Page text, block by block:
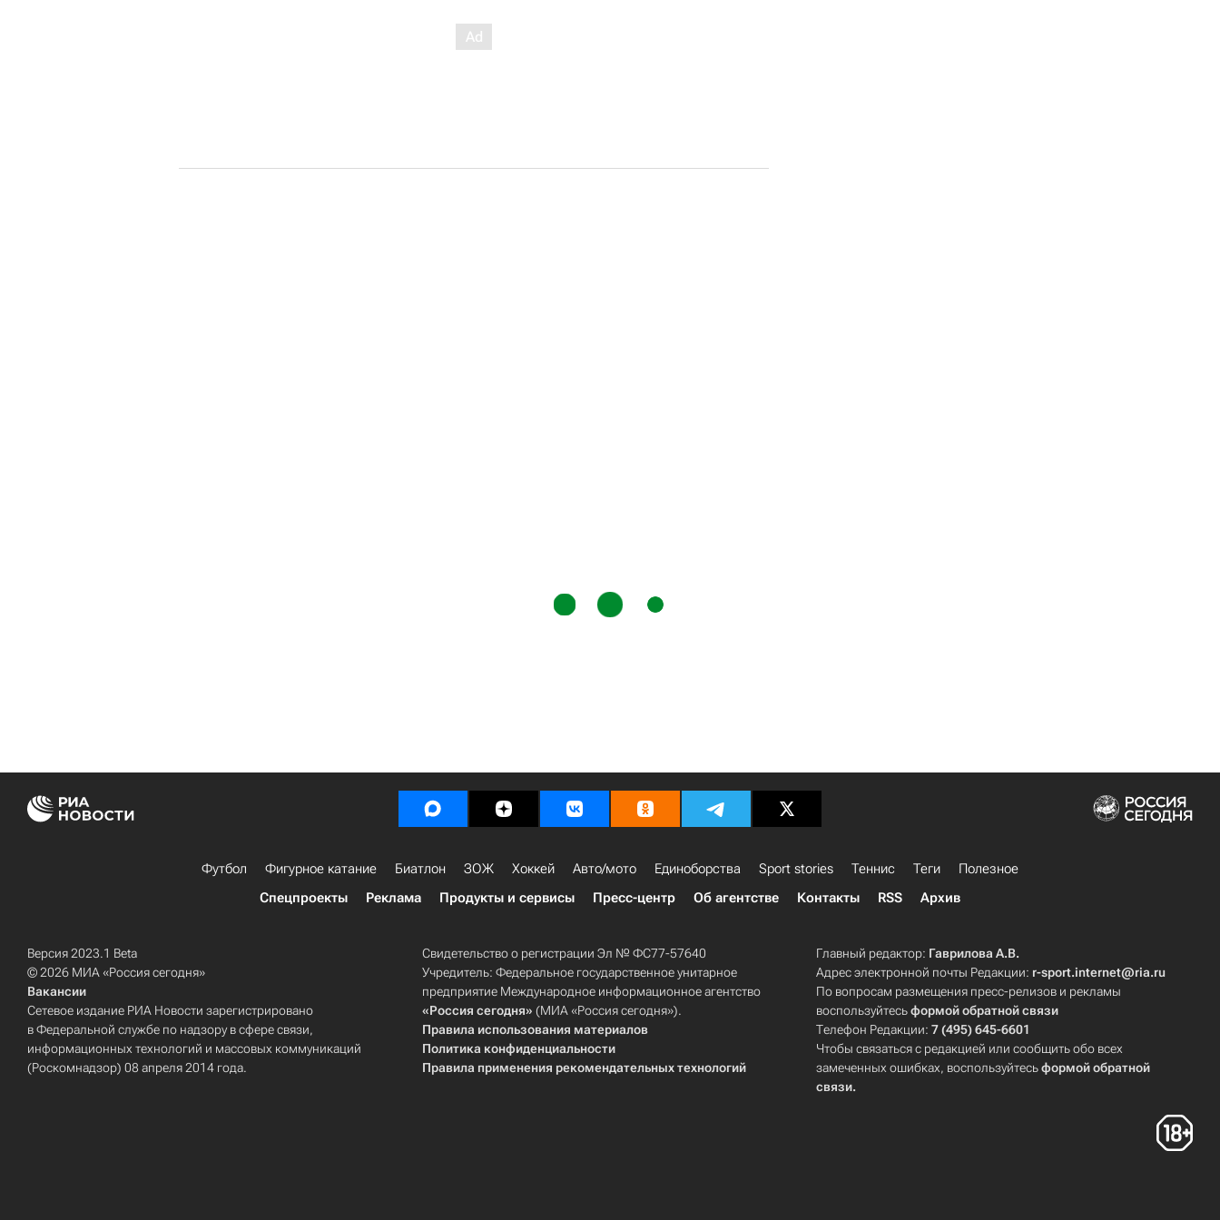
Футбол Фигурное катание Биатлон ЗОЖ Хоккей Авто/мото Единоборства Sport stories Теннис Теги
Полезное
Спецпроекты
Реклама Продукты и сервисы Пресс-центр Об агентстве Контакты RSS Архив
Версия 2023.1 Beta
© 2026 МИА «Россия сегодня»
Вакансии
Сетевое издание РИА Новости зарегистрировано
в Федеральной службе по надзору в сфере связи,
информационных технологий и массовых коммуникаций
(Роскомнадзор) 08 апреля 2014 года.
Свидетельство о регистрации Эл № ФС77-57640
Учредитель: Федеральное государственное унитарное
предприятие Международное информационное агентство
«Россия сегодня» (МИА «Россия сегодня»).
Правила использования материалов
Политика конфиденциальности
Правила применения рекомендательных технологий
Главный редактор: Гаврилова А.В.
Адрес электронной почты Редакции: r-sport.internet@ria.ru
По вопросам размещения пресс-релизов и рекламы
воспользуйтесьформой обратной связи
Телефон Редакции:7 (495) 645-6601
Чтобы связаться с редакцией или сообщить обо всех
замеченных ошибках, воспользуйтесьформой обратной
связи.